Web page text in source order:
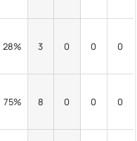
28% 3 0 0 0
75% 8 0 0 0